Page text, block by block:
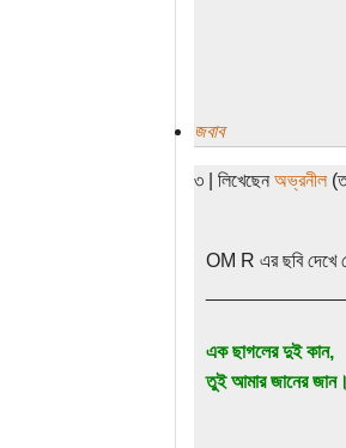
জবাব
৩ | লিখেছেন অভ্রনীল
OM R এর ছবি দেখে
এক ছাগলের দুই কান,
তুই আমার জানের জান।